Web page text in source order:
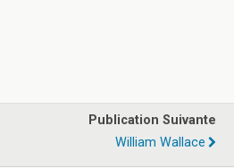
Publication Suivante
William Wallace